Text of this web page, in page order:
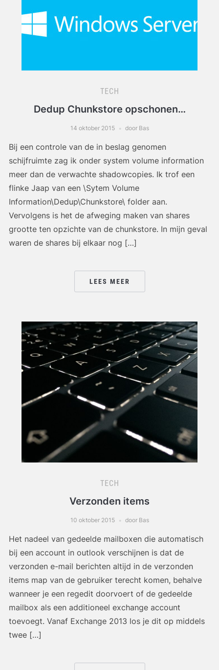
TECH
Dedup Chunkstore opschonen…
14 oktober 2015 door Bas
Bij een controle van de in beslag genomen
schijfruimte zag ik onder system volume information
meer dan de verwachte shadowcopies. Ik trof een
flinke Jaap van een \Sytem Volume
Information\Dedup\Chunkstore\ folder aan.
Vervolgens is het de afweging maken van shares
grootte ten opzichte van de chunkstore. In mijn geval
waren de shares bij elkaar nog […]
LEES MEER
TECH
Verzonden items
10 oktober 2015 door Bas
Het nadeel van gedeelde mailboxen die automatisch
bij een account in outlook verschijnen is dat de
verzonden e-mail berichten altijd in de verzonden
items map van de gebruiker terecht komen, behalve
wanneer je een regedit doorvoert of de gedeelde
mailbox als een additioneel exchange account
toevoegt. Vanaf Exchange 2013 los je dit op middels
twee […]